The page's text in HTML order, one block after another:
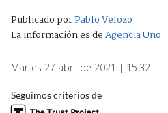
Publicado porPablo Velozo
La información es deAgencia Uno
Martes 27 abril de 2021 | 15:32
Seguimos criterios de